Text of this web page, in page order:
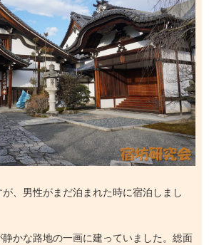
、男性がまだ泊まれた時に宿泊しまし
かな路地の一画に建っていました。総面